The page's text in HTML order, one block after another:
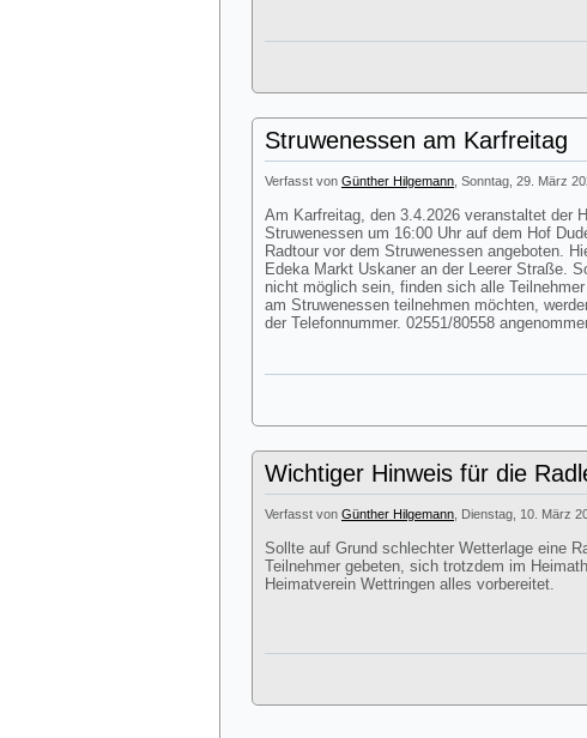
Struwenessen am Karfreitag
Verfasst von Günther Hilgemann , Sonntag, 29. März
Am Karfreitag, den 3.4.2026 veranstaltet der
Struwenessen um 16:00 Uhr auf dem Hof
Radtour vor dem Struwenessen angeboten.
Edeka Markt Uskaner an der Leerer Straße.
nicht möglich sein, finden sich alle
am Struwenessen teilnehmen möchten,
der Telefonnummer. 02551/80558
Wichtiger Hinweis für die
Verfasst von Günther Hilgemann , Dienstag, 10. März
Sollte auf Grund schlechter Wetterlage eine
Teilnehmer gebeten, sich trotzdem im
Heimatverein Wettringen alles vorbereitet.